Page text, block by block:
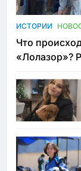
ИСТОРИИ
Что
«Лолазор»?